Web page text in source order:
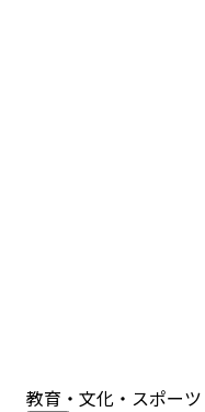
教育・文化・スポーツ